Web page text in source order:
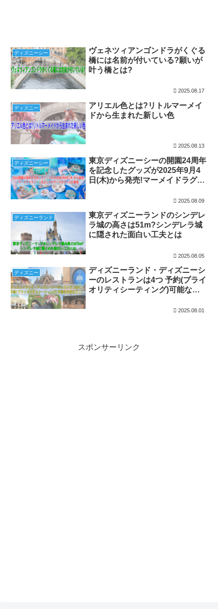
ディズニーシー
ヴェネツィアンゴンドラがくぐる
橋には名前が付いている?願いが
叶う橋とは?
2025.08.17
ディズニー
アリエル色とは?リトルマーメイ
ドから生まれた新しい色
2025.08.13
ディズニーシー
東京ディズニーシーの開園24周年
を記念したグッズが2025年9月4
日(木)から発売!マーメイドラグー
2025.08.09
ディズニーランド
東京ディズニーランドのシンデレ
ラ城の高さは51m?シンデレラ城
に隠された面白い工夫とは
2025.08.05
ディズニー
ディズニーランド・ディズニーシ
ーのレストランは4つ 予約(プライ
オリティシーティング)可能なお
2025.08.01
スポンサーリンク